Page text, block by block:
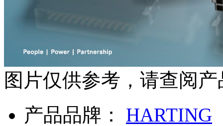
图片仅供参考，请查阅
产品品牌：
HARTING